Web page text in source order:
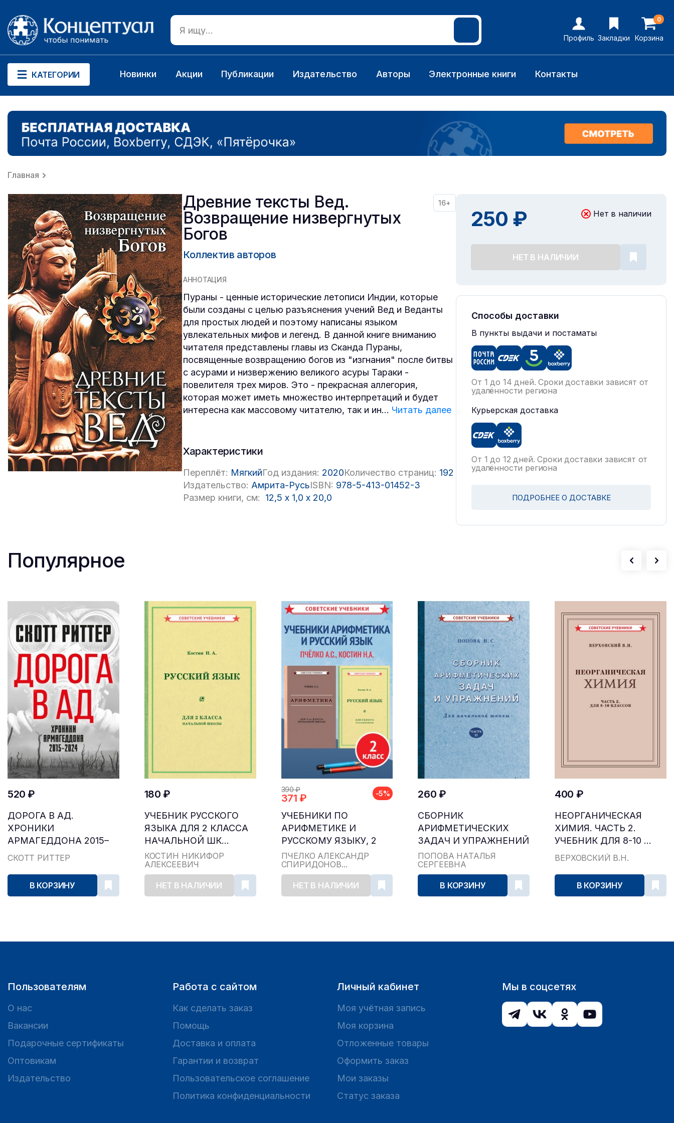
Профиль Закладки
0
Корзина
КАТЕГОРИИ Новинки Акции Публикации Издательство Авторы Электронные книги Контакты
Главная
Древние тексты Вед.
Возвращение низвергнутых
Богов
16+
Коллектив авторов
АННОТАЦИЯ
Пураны - ценные исторические летописи Индии, которые
были созданы с целью разъяснения учений Вед и Веданты
для простых людей и поэтому написаны языком
увлекательных мифов и легенд. В данной книге вниманию
читателя представлены главы из Сканда Пураны,
посвященные возвращению богов из "изгнания" после битвы
с асурами и низвержению великого асуры Тараки -
повелителя трех миров. Это - прекрасная аллегория,
которая может иметь множество интерпретаций и будет
интересна как массовому читателю, так и ин... Читать далее
Характеристики
Переплёт: МягкийГод издания: 2020Количество страниц: 192
Издательство: Амрита-РусьISBN: 978-5-413-01452-3
Размер книги, см:
12,5 x 1,0 x 20,0
250 ₽ Нет в наличии
НЕТ В НАЛИЧИИ
Способы доставки
В пункты выдачи и постаматы
От 1 до 14 дней. Сроки доставки зависят от
удалённости региона
Курьерская доставка
От 1 до 12 дней. Сроки доставки зависят от
удалённости региона
ПОДРОБНЕЕ О ДОСТАВКЕ
Популярное
520 ₽
ДОРОГА В АД.
ХРОНИКИ
АРМАГЕДДОНА 2015–
2024
СКОТТ РИТТЕР
В КОРЗИНУ
180 ₽
УЧЕБНИК РУССКОГО
ЯЗЫКА ДЛЯ 2 КЛАССА
НАЧАЛЬНОЙ ШК...
КОСТИН НИКИФОР
АЛЕКСЕЕВИЧ
НЕТ В НАЛИЧИИ
390 ₽
371 ₽ -5%
УЧЕБНИКИ ПО
АРИФМЕТИКЕ И
РУССКОМУ ЯЗЫКУ, 2
КЛАСС...
ПЧЁЛКО АЛЕКСАНДР
СПИРИДОНОВ...
НЕТ В НАЛИЧИИ
260 ₽
СБОРНИК
АРИФМЕТИЧЕСКИХ
ЗАДАЧ И УПРАЖНЕНИЙ
ДЛЯ НА...
ПОПОВА НАТАЛЬЯ
СЕРГЕЕВНА
В КОРЗИНУ
400 ₽
НЕОРГАНИЧЕСКАЯ
ХИМИЯ. ЧАСТЬ 2.
УЧЕБНИК ДЛЯ 8-10 ...
ВЕРХОВСКИЙ В.Н.
В КОРЗИНУ
Пользователям
О нас
Вакансии
Подарочные сертификаты
Оптовикам
Издательство
Работа с сайтом
Как сделать заказ
Помощь
Доставка и оплата
Гарантии и возврат
Пользовательское соглашение
Политика конфиденциальности
Личный кабинет
Моя учётная запись
Моя корзина
Отложенные товары
Оформить заказ
Мои заказы
Статус заказа
Мы в соцсетях